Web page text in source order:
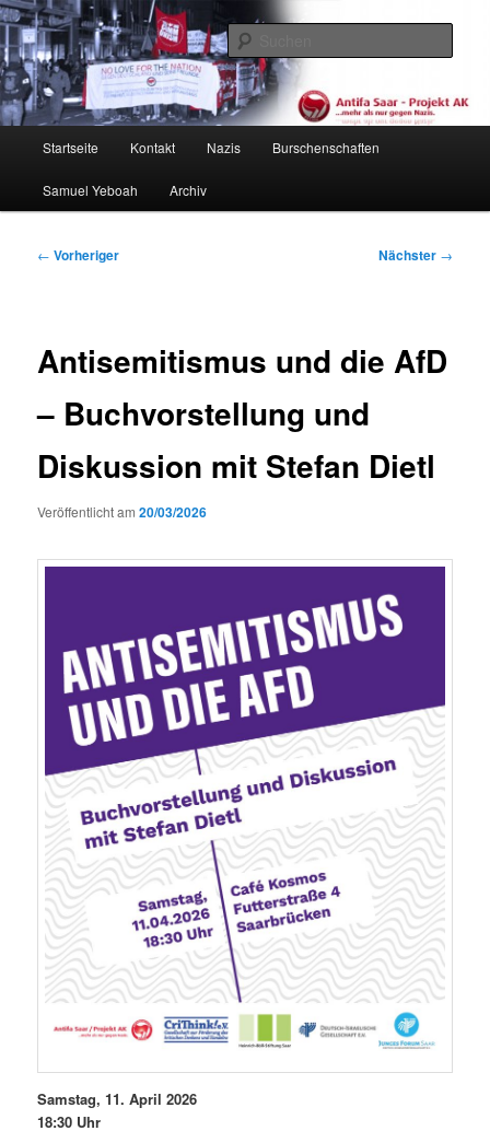
Zum
primären
Inhalt
springenAntifa Saar / Projekt AK
Startseite Kontakt Nazis Burschenschaften
Samuel Yeboah Archiv
Beitragsnavigation
← Vorheriger Nächster →
Antisemitismus und die AfD
– Buchvorstellung und
Diskussion mit Stefan Dietl
Veröffentlicht am20/03/2026
Sam­stag, 11. April 2026
18:30 Uhr